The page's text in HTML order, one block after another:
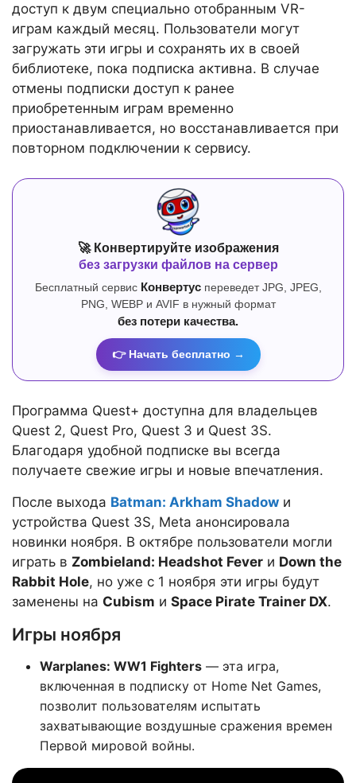
доступ к двум специально отобранным VR-
играм каждый месяц. Пользователи могут
загружать эти игры и сохранять их в своей
библиотеке, пока подписка активна. В случае
отмены подписки доступ к ранее
приобретенным играм временно
приостанавливается, но восстанавливается при
повторном подключении к сервису.
🚀 Конвертируйте изображения
без загрузки файлов на сервер
Бесплатный сервис Конвертуспереведет JPG, JPEG,
PNG, WEBP и AVIF в нужный формат
без потери качества.
👉 Начать бесплатно →
Программа Quest+ доступна для владельцев
Quest 2, Quest Pro, Quest 3 и Quest 3S.
Благодаря удобной подписке вы всегда
получаете свежие игры и новые впечатления.
После выхода Batman: Arkham Shadow и
устройства Quest 3S, Meta анонсировала
новинки ноября. В октябре пользователи могли
играть в Zombieland: Headshot Fever и Down the
Rabbit Hole, но уже с 1 ноября эти игры будут
заменены на Cubism и Space Pirate Trainer DX.
Игры ноября
Warplanes: WW1 Fighters — эта игра,
включенная в подписку от Home Net Games,
позволит пользователям испытать
захватывающие воздушные сражения времен
Первой мировой войны.